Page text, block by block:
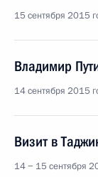
15 сентября 2015
Владимир
14 сентября 2015
Визит в
14 − 15 сентября